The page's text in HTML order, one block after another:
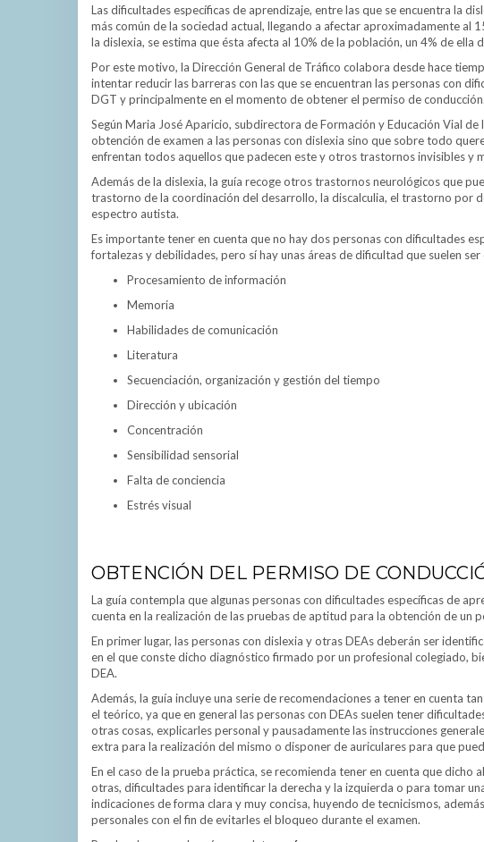
Las dificultades específicas de aprendizaje, entre las que se encuentra la
más común de la sociedad actual, llegando a afectar aproximadamente al
la dislexia, se estima que ésta afecta al 10% de la población, un 4% de ella
Por este motivo, la Dirección General de Tráfico colabora desde hace
intentar reducir las barreras con las que se encuentran las personas con
DGT y principalmente en el momento de obtener el permiso de conducción.
Según Maria José Aparicio, subdirectora de Formación y Educación Vial
obtención de examen a las personas con dislexia sino que sobre todo
enfrentan todos aquellos que padecen este y otros trastornos invisibles y
Además de la dislexia, la guía recoge otros trastornos neurológicos que
trastorno de la coordinación del desarrollo, la discalculia, el trastorno por
espectro autista.
Es importante tener en cuenta que no hay dos personas con dificultades
fortalezas y debilidades, pero sí hay unas áreas de dificultad que suelen
Procesamiento de información
Memoria
Habilidades de comunicación
Literatura
Secuenciación, organización y gestión del tiempo
Dirección y ubicación
Concentración
Sensibilidad sensorial
Falta de conciencia
Estrés visual
OBTENCIÓN DEL PERMISO DE
La guía contempla que algunas personas con dificultades específicas de
cuenta en la realización de las pruebas de aptitud para la obtención de un
En primer lugar, las personas con dislexia y otras DEAs deberán ser
en el que conste dicho diagnóstico firmado por un profesional colegiado,
DEA.
Además, la guía incluye una serie de recomendaciones a tener en cuenta
el teórico, ya que en general las personas con DEAs suelen tener
otras cosas, explicarles personal y pausadamente las instrucciones
extra para la realización del mismo o disponer de auriculares para que
En el caso de la prueba práctica, se recomienda tener en cuenta que
otras, dificultades para identificar la derecha y la izquierda o para tomar
indicaciones de forma clara y muy concisa, huyendo de tecnicismos,
personales con el fin de evitarles el bloqueo durante el examen.